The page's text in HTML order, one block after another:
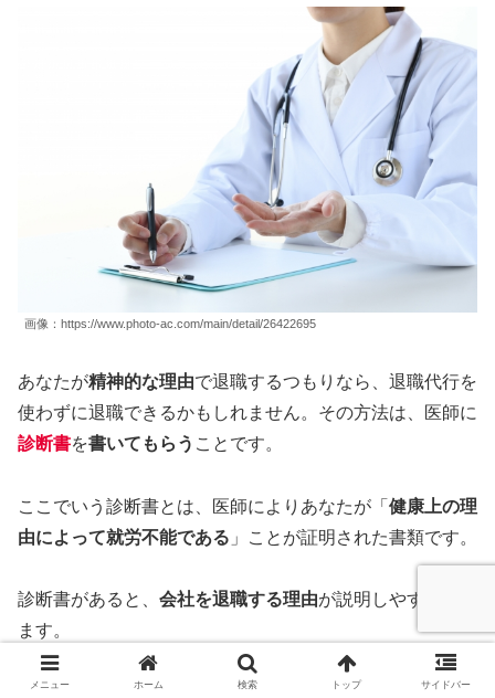
画像：https://www.photo-ac.com/main/detail/26422695
あなたが精神的な理由で退職するつもりなら、退職代行を
使わずに退職できるかもしれません。その方法は、医師に
診断書を書いてもらう ことです。
ここでいう診断書とは、医師によりあなたが「 健康上の理
由によって就労不能である 」ことが証明された書類です。
診断書があると、 会社を退職する理由が説明しやすくなり
ます。
「自分に診断書が出るはずがない」と思っている方は、こ
メニュー ホーム 検索 トップ サイドバー